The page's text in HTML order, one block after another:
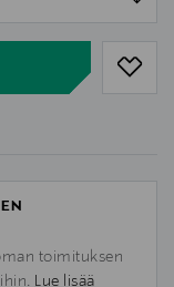
toimituksen
Lue lisää